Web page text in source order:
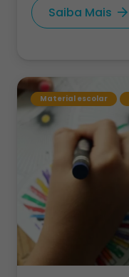
Saiba Mais
Material escolar